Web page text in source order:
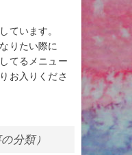
ています。
りたい際に
てるメニュー
お入りくださ
分類）